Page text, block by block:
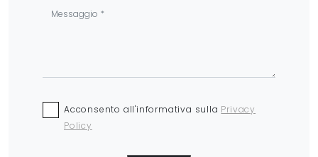
Acconsento all'informativa sulla Privacy
Policy